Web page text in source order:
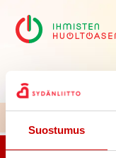
Suostumus
Haluatko